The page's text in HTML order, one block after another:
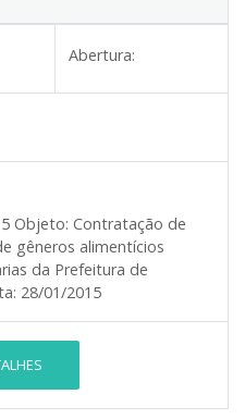
Abertura:
Objeto: Contratação de
gêneros alimentícios
da Prefeitura de
28/01/2015